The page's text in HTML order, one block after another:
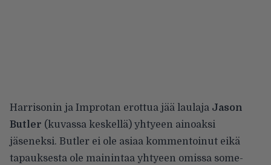
Harrisonin ja Improtan erottua jää laulaja Jason
Butler (kuvassa keskellä) yhtyeen ainoaksi
jäseneksi. Butler ei ole asiaa kommentoinut eikä
tapauksesta ole mainintaa yhtyeen omissa some-